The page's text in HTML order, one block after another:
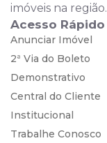
imóveis na região.
Acesso Rápido
Anunciar Imóvel
2ª Via do Boleto
Demonstrativo
Central do Cliente
Institucional
Trabalhe Conosco